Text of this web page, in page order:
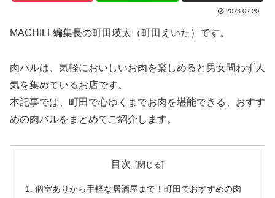
2023.02.20
MACHILL編集長の町田瑛太（町田えいた）です。
肉バルは、気軽においしいお肉を楽しめると男女問わず人
気を集めているお店です。
本記事では、町田で心ゆくまでお肉を堪能できる、おすす
めの肉バルをまとめてご紹介します。
目次
個室ありから手軽な居酒屋まで！町田でおすすめの肉